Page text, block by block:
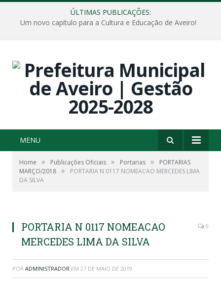
ÚLTIMAS PUBLICAÇÕES:
Um novo capítulo para a Cultura e Educação de Aveiro!
MENU
Home » Publicações Oficiais » Portarias »
PORTARIAS
MARÇO/2018 »
PORTARIA N 0117 NOMEACAO MERCEDES LIMA
DA SILVA
PORTARIA N 0117 NOMEACAO
MERCEDES LIMA DA SILVA
0
POR ADMINISTRADOR EM 27 DE MAIO DE 2019